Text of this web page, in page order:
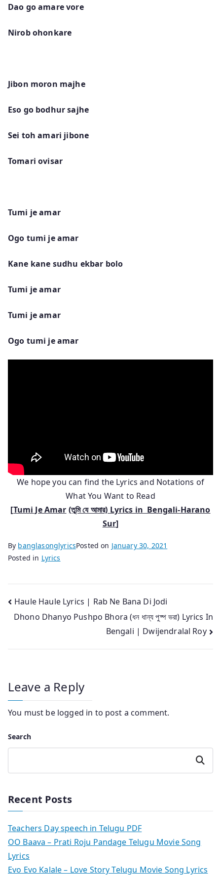
Dao go amare vore
Nirob ohonkare
Jibon moron majhe
Eso go bodhur sajhe
Sei toh amari jibone
Tomari ovisar
Tumi je amar
Ogo tumi je amar
Kane kane sudhu ekbar bolo
Tumi je amar
Tumi je amar
Ogo tumi je amar
We hope you can find the Lyrics and Notations of
What You Want to Read
[Tumi Je Amar (তুমি যে আমার) Lyrics in Bengali-Harano
Sur]
By banglasonglyricsPosted on January 30, 2021
Posted in Lyrics
Post
navigation
Haule Haule Lyrics | Rab Ne Bana Di Jodi
Dhono Dhanyo Pushpo Bhora (ধন‌ ধান্য পুষ্প ভরা) Lyrics In
Bengali | Dwijendralal Roy
Leave a Reply
You must be logged in to post a comment.
Search
Search
Recent Posts
Teachers Day speech in Telugu PDF
OO Baava – Prati Roju Pandage Telugu Movie Song
Lyrics
Evo Evo Kalale – Love Story Telugu Movie Song Lyrics